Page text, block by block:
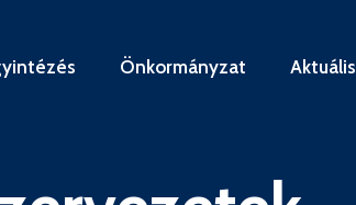
Önkormányzat Aktuális